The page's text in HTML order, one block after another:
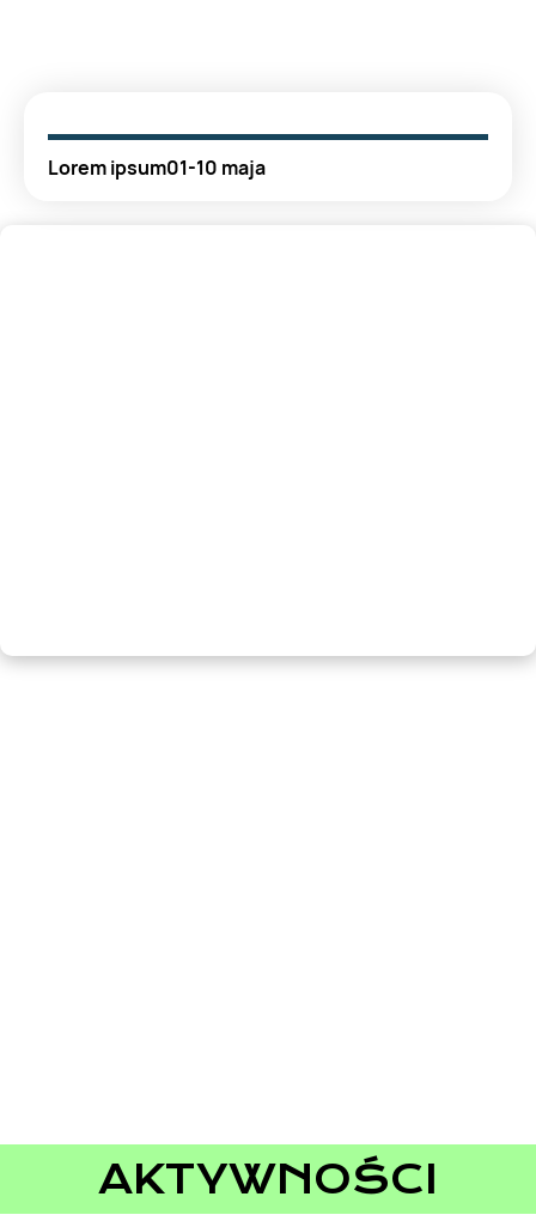
Lorem ipsum01-10 maja
AKTYWNOŚCI